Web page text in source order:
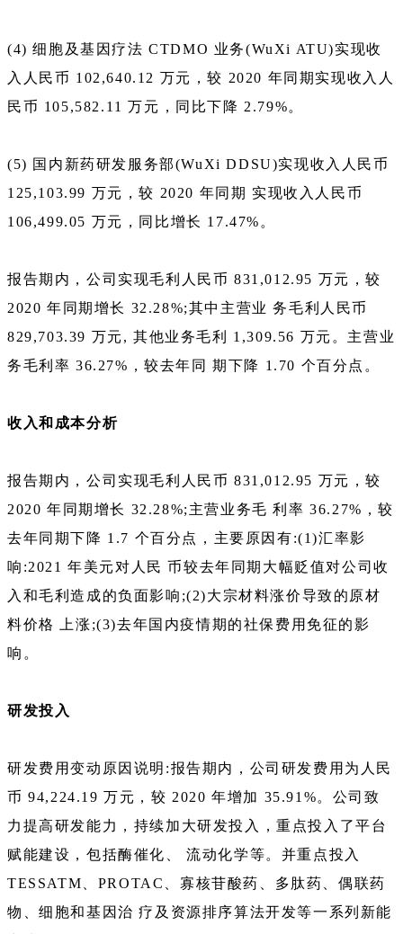
(4) 细胞及基因疗法 CTDMO 业务(WuXi ATU)实现收
入人民币 102,640.12 万元，较 2020 年同期实现收入人
民币 105,582.11 万元，同比下降 2.79%。
(5) 国内新药研发服务部(WuXi DDSU)实现收入人民币
125,103.99 万元，较 2020 年同期 实现收入人民币
106,499.05 万元，同比增长 17.47%。
报告期内，公司实现毛利人民币 831,012.95 万元，较
2020 年同期增长 32.28%;其中主营业 务毛利人民币
829,703.39 万元, 其他业务毛利 1,309.56 万元。主营业
务毛利率 36.27%，较去年同 期下降 1.70 个百分点。
收入和成本分析
报告期内，公司实现毛利人民币 831,012.95 万元，较
2020 年同期增长 32.28%;主营业务毛 利率 36.27%，较
去年同期下降 1.7 个百分点，主要原因有:(1)汇率影
响:2021 年美元对人民 币较去年同期大幅贬值对公司收
入和毛利造成的负面影响;(2)大宗材料涨价导致的原材
料价格 上涨;(3)去年国内疫情期的社保费用免征的影
响。
研发投入
研发费用变动原因说明:报告期内，公司研发费用为人民
币 94,224.19 万元，较 2020 年增加 35.91%。公司致
力提高研发能力，持续加大研发投入，重点投入了平台
赋能建设，包括酶催化、 流动化学等。并重点投入
TESSATM、PROTAC、寡核苷酸药、多肽药、偶联药
物、细胞和基因治 疗及资源排序算法开发等一系列新能